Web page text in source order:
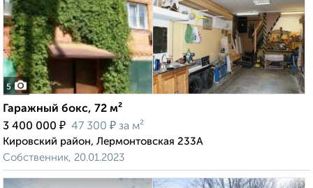
5
Гаражный бокс, 72 м²
3 400 000 ₽ 47 300 ₽ за м²
Кировский район, Лермонтовская 233А
Собственник, 20.01.2023